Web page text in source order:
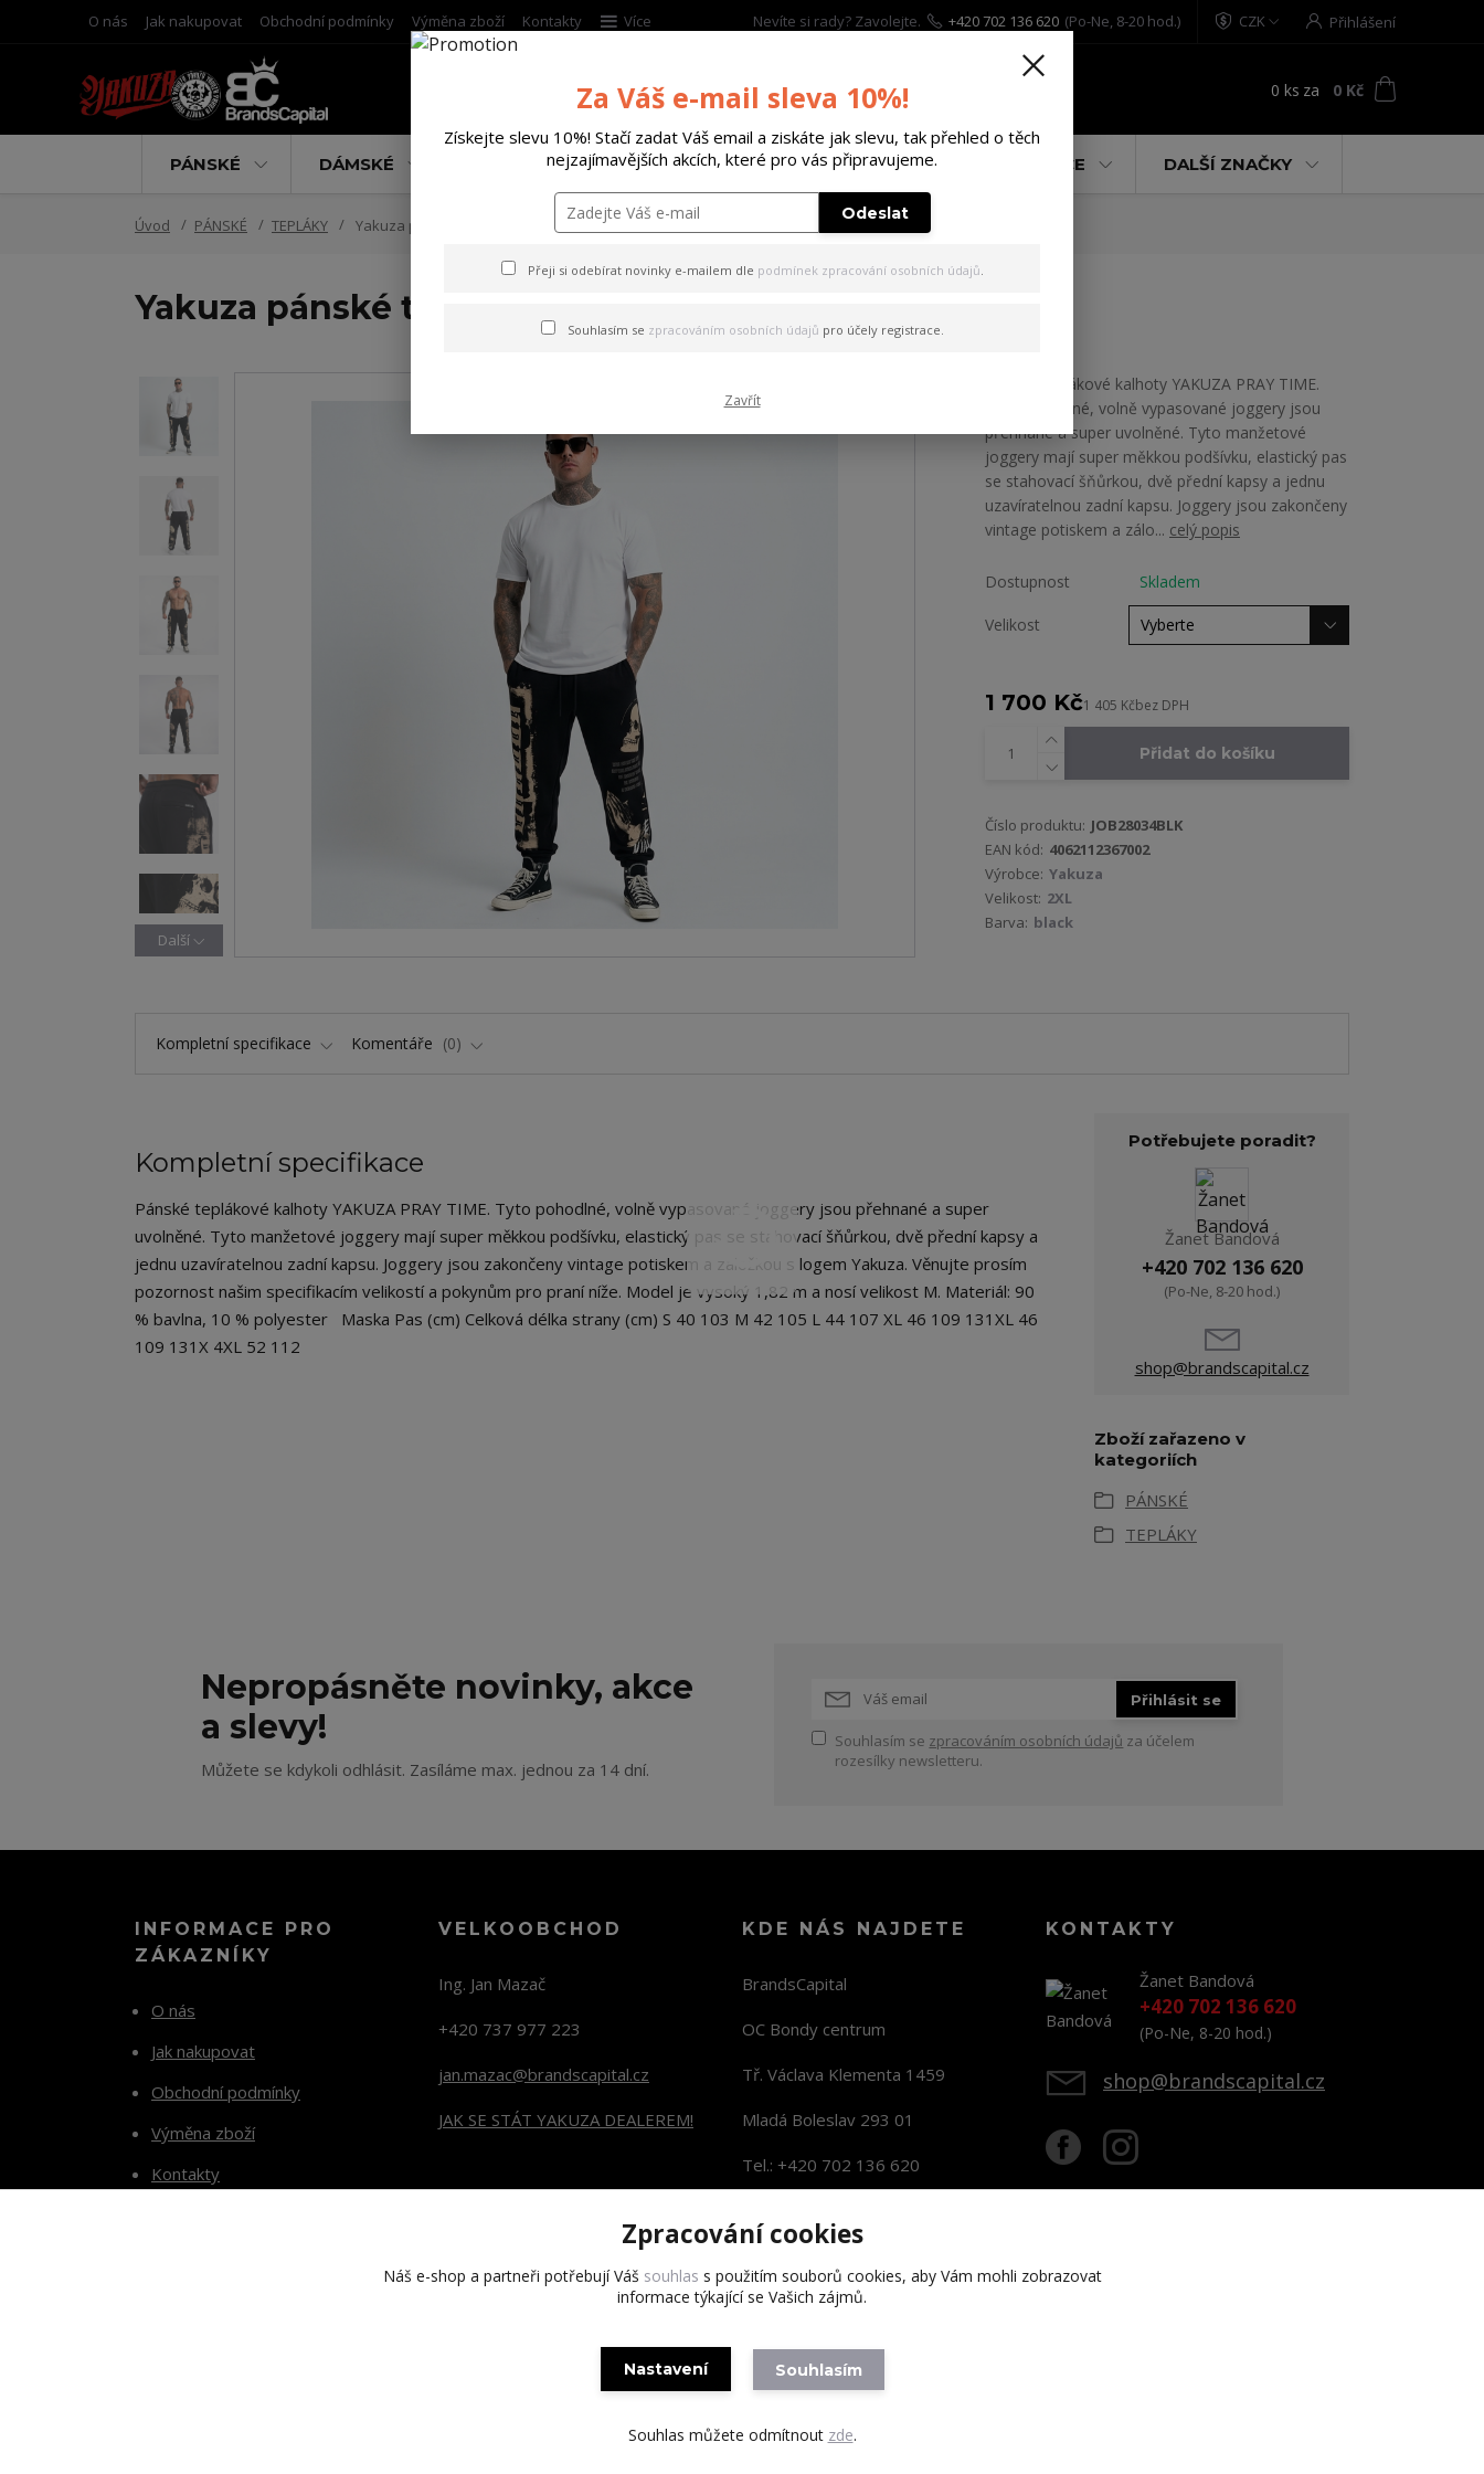
O nás Jak nakupovat Obchodní podmínky Výměna zboží Kontakty Více CZK Přihlášení
Nevíte si rady? Zavolejte. +420 702 136 620 (Po-Ne, 8-20 hod.)
0 ks za 0 Kč
PÁNSKÉ DÁMSKÉ DOPLŇKY DÁRKOVÉ POUKAZY % AKCE DALŠÍ ZNAČKY
Úvod PÁNSKÉ TEPLÁKY Yakuza pánské tepláky Pray Loose Joggers
Yakuza pánské tepláky Pray Loose Joggers
Další
Pánské teplákové kalhoty YAKUZA PRAY TIME.
Tyto pohodlné, volně vypasované joggery jsou
přehnané a super uvolněné. Tyto manžetové
joggery mají super měkkou podšívku, elastický pas
se stahovací šňůrkou, dvě přední kapsy a jednu
uzavíratelnou zadní kapsu. Joggery jsou zakončeny
vintage potiskem a zálo... celý popis
Dostupnost Skladem
Velikost
1 700 Kč1 405 Kčbez DPH
Přidat do košíku
Číslo produktu: JOB28034BLK
EAN kód: 4062112367002
Výrobce: Yakuza
Velikost: 2XL
Barva: black
Kompletní specifikace Komentáře 0
Kompletní specifikace
Pánské teplákové kalhoty YAKUZA PRAY TIME. Tyto pohodlné, volně vypasované joggery jsou přehnané a super
uvolněné. Tyto manžetové joggery mají super měkkou podšívku, elastický pas se stahovací šňůrkou, dvě přední kapsy a
jednu uzavíratelnou zadní kapsu. Joggery jsou zakončeny vintage potiskem a záložkou s logem Yakuza. Věnujte prosím
pozornost našim specifikacím velikostí a pokynům pro praní níže. Model je vysoký 1,82 m a nosí velikost M. Materiál: 90
% bavlna, 10 % polyester Maska Pas (cm) Celková délka strany (cm) S 40 103 M 42 105 L 44 107 XL 46 109 131XL 46
109 131X 4XL 52 112
Potřebujete poradit?
Žanet Bandová
+420 702 136 620
(Po-Ne, 8-20 hod.)
shop@brandscapital.cz
Zboží zařazeno v
kategoriích
PÁNSKÉ
TEPLÁKY
Nepropásněte novinky, akce
a slevy!
Můžete se kdykoli odhlásit. Zasíláme max. jednou za 14 dní.
Přihlásit se
Souhlasím se zpracováním osobních údajů za účelem
rozesílky newsletteru.
INFORMACE PRO
ZÁKAZNÍKY
O nás
Jak nakupovat
Obchodní podmínky
Výměna zboží
Kontakty
VELKOOBCHOD
Ing. Jan Mazač
+420 737 977 223
jan.mazac@brandscapital.cz
JAK SE STÁT YAKUZA DEALEREM!
KDE NÁS NAJDETE
BrandsCapital
OC Bondy centrum
Tř. Václava Klementa 1459
Mladá Boleslav 293 01
Tel.: +420 702 136 620
KONTAKTY
Žanet Bandová
+420 702 136 620
(Po-Ne, 8-20 hod.)
shop@brandscapital.cz
Copyright 2020 BrandsCapital s.r.o.
Za Váš e-mail sleva 10%!
Získejte slevu 10%! Stačí zadat Váš email a ziskáte jak slevu, tak přehled o těch
nejzajímavějších akcích, které pro vás připravujeme.
Odeslat
Přeji si odebírat novinky e-mailem dle podmínek zpracování osobních údajů.
Souhlasím se zpracováním osobních údajů pro účely registrace.
Zavřít
Zpracování cookies
Náš e-shop a partneři potřebují Váš souhlas s použitím souborů cookies, aby Vám mohli zobrazovat
informace týkající se Vašich zájmů.
Nastavení Souhlasím
Souhlas můžete odmítnout zde.